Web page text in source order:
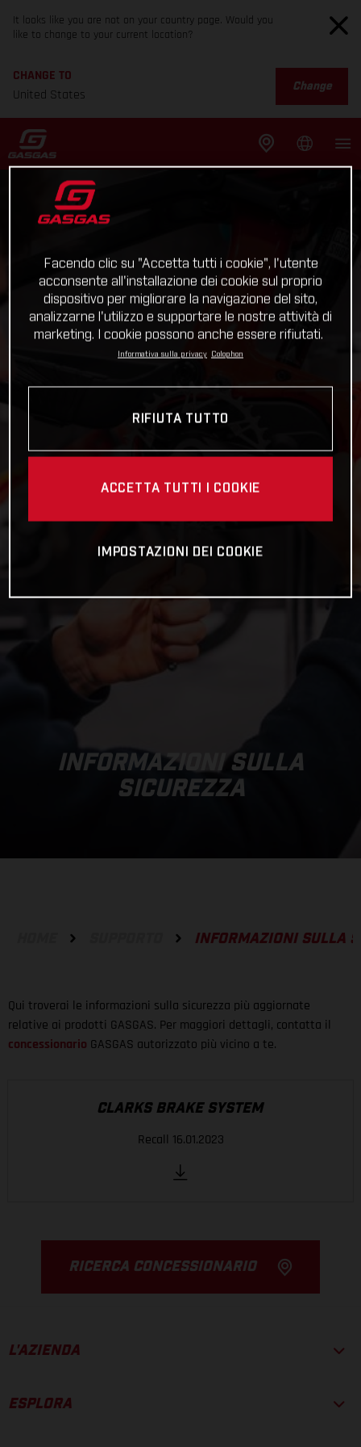
It looks like you are not on your country page. Would you
like to change to your current location?
CHANGE TO
United States
Change
INFORMAZIONI SULLA
SICUREZZA
INFORMAZIONI SULLA
Qui troverai le informazioni sulla sicurezza più aggiornate
relative ai prodotti GASGAS. Per maggiori dettagli, contatta il
concessionario GASGAS autorizzato più vicino a te.
CLARKS BRAKE SYSTEM
Recall 16.01.2023
RICERCA CONCESSIONARIO
L'AZIENDA
ESPLORA
Facendo clic su "Accetta tutti i cookie", l'utente
acconsente all'installazione dei cookie sul proprio
dispositivo per migliorare la navigazione del sito,
analizzarne l'utilizzo e supportare le nostre attività di
marketing. I cookie possono anche essere rifiutati.
Informativa sulla privacy Colophon
RIFIUTA TUTTO
ACCETTA TUTTI I COOKIE
IMPOSTAZIONI DEI COOKIE